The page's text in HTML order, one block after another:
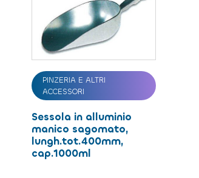
PINZERIA E ALTRI
ACCESSORI
Sessola in alluminio
manico sagomato,
lungh.tot.400mm,
cap.1000ml